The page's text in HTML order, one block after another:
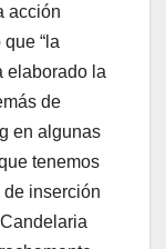
acción
“la
elaborado la
de
en algunas
tenemos
inserción